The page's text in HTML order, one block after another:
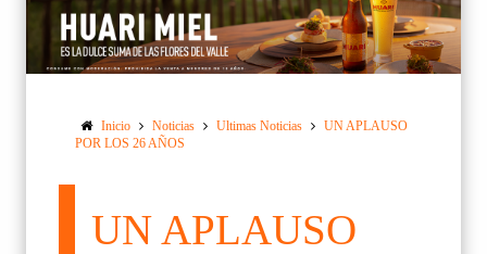
Inicio Noticias Ultimas Noticias
UN APLAUSO
POR LOS 26 AÑOS
UN APLAUSO